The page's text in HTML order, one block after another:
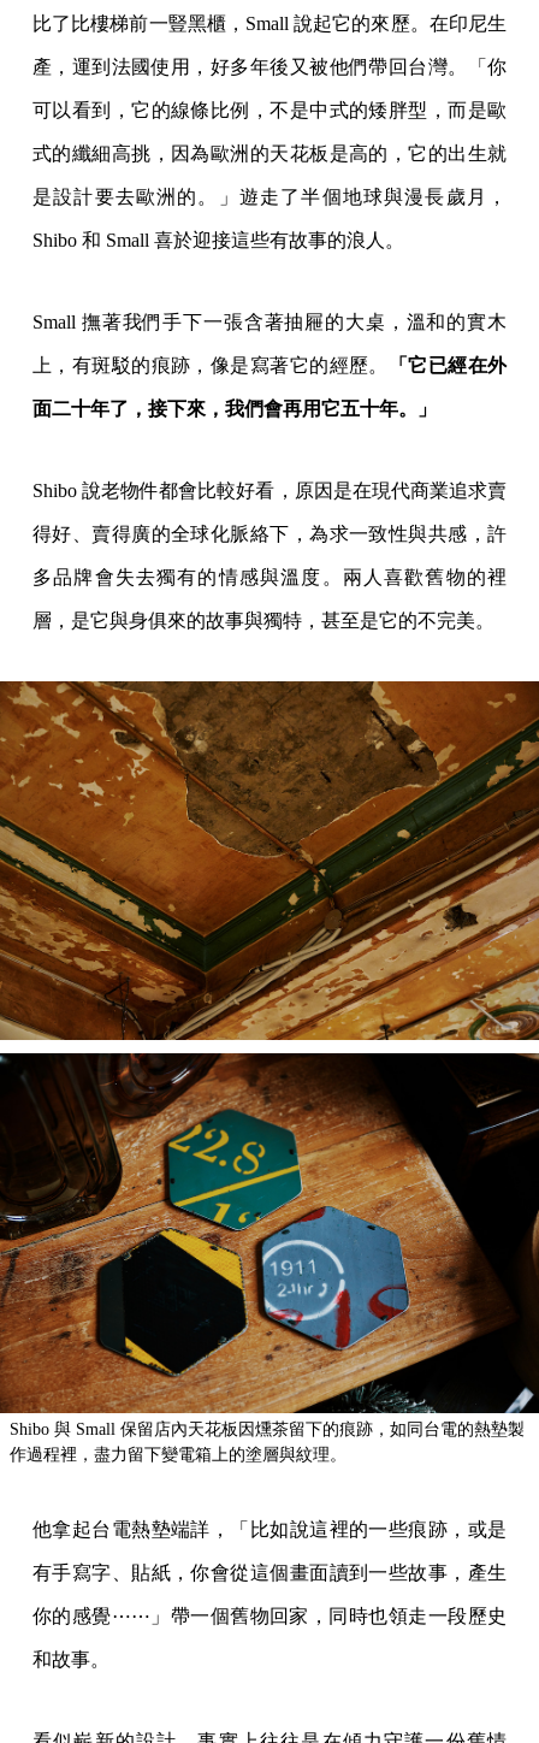
比了比樓梯前一豎黑櫃，Small 說起它的來歷。在印尼生
產，運到法國使用，好多年後又被他們帶回台灣。「你
可以看到，它的線條比例，不是中式的矮胖型，而是歐
式的纖細高挑，因為歐洲的天花板是高的，它的出生就
是設計要去歐洲的。」遊走了半個地球與漫長歲月，
Shibo 和 Small 喜於迎接這些有故事的浪人。
Small 撫著我們手下一張含著抽屜的大桌，溫和的實木
上，有斑駁的痕跡，像是寫著它的經歷。 「它已經在外
面二十年了，接下來，我們會再用它五十年。」
Shibo 說老物件都會比較好看，原因是在現代商業追求賣
得好、賣得廣的全球化脈絡下，為求一致性與共感，許
多品牌會失去獨有的情感與溫度。兩人喜歡舊物的裡
層，是它與身俱來的故事與獨特，甚至是它的不完美。
Shibo 與 Small 保留店內天花板因燻茶留下的痕跡，如同台電的熱墊製
作過程裡，盡力留下變電箱上的塗層與紋理。
他拿起台電熱墊端詳，「比如說這裡的一些痕跡，或是
有手寫字、貼紙，你會從這個畫面讀到一些故事，產生
你的感覺⋯⋯」帶一個舊物回家，同時也領走一段歷史
和故事。